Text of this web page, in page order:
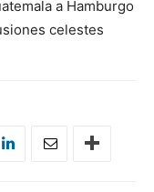
a Hamburgo
celestes